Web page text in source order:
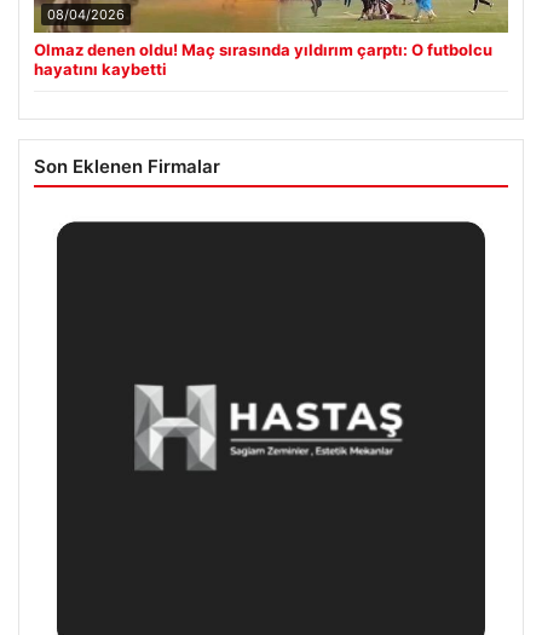
08/04/2026
Olmaz denen oldu! Maç sırasında yıldırım çarptı: O futbolcu
hayatını kaybetti
Son Eklenen Firmalar